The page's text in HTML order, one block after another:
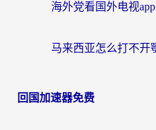
回国加速器免费